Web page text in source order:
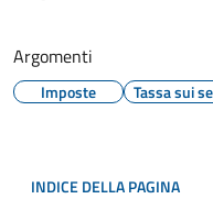
Argomenti
Imposte Tassa sui
INDICE DELLA PAGINA